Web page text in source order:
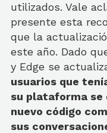
utilizados. Vale
presente esta
que la
este año. Dado
y Edge se
usuarios que
su plataforma se
nuevo código
sus